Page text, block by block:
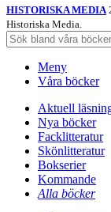
HISTORISKA MEDIA
Historiska Media.
Meny
Våra böcker
Aktuell
Nya böcker
Facklitteratur
Skönlitteratur
Bokserier
Kommande
Alla böcker